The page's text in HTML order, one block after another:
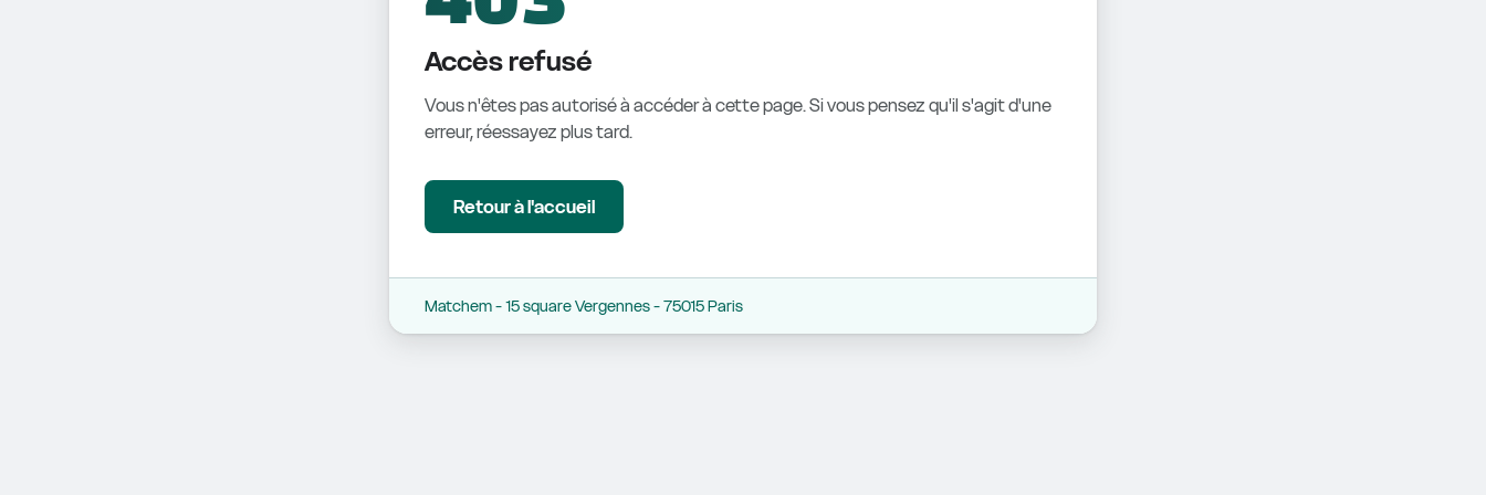
Accès refusé
Vous n'êtes pas autorisé à accéder à cette page. Si vous pensez qu'il s'agit d'une
erreur, réessayez plus tard.
Retour à l'accueil
Matchem - 15 square Vergennes - 75015 Paris